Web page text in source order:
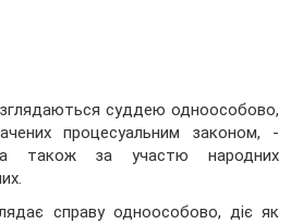
суддею одноособово,
процесуальним законом, -
а також за участю народних
справу одноособово, діє як